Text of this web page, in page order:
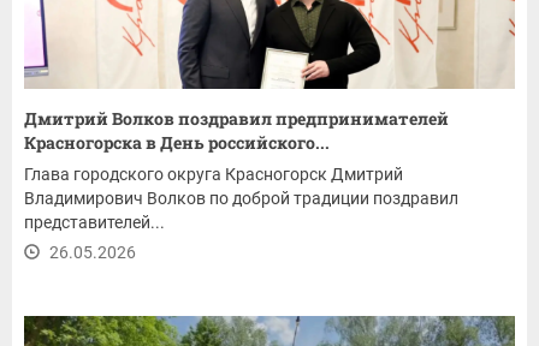
Дмитрий Волков поздравил предпринимателей
Красногорска в День российского...
Глава городского округа Красногорск Дмитрий
Владимирович Волков по доброй традиции поздравил
представителей...
26.05.2026